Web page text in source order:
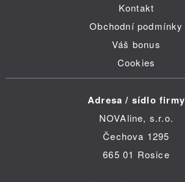
Kontakt
Obchodní podmínky
Váš bonus
Cookies
Adresa / sídlo firmy
NOVAline, s.r.o.
Čechova 1295
665 01 Rosice